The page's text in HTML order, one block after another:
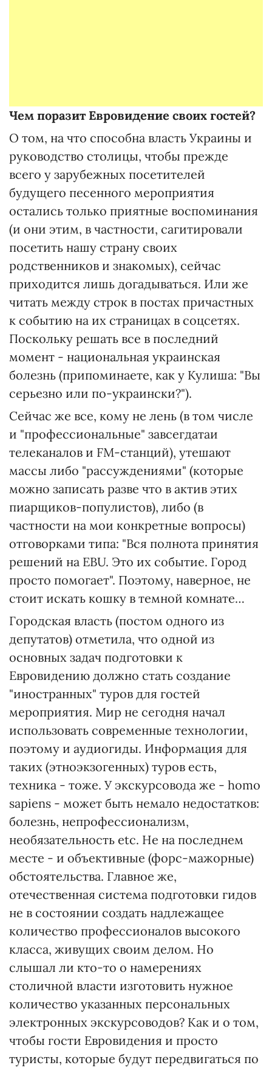
Чем поразит Евровидение своих гостей?
О том, на что способна власть Украины и
руководство столицы, чтобы прежде
всего у зарубежных посетителей
будущего песенного мероприятия
остались только приятные воспоминания
(и они этим, в частности, сагитировали
посетить нашу страну своих
родственников и знакомых), сейчас
приходится лишь догадываться. Или же
читать между строк в постах причастных
к событию на их страницах в соцсетях.
Поскольку решать все в последний
момент - национальная украинская
болезнь (припоминаете, как у Кулиша: "Вы
серьезно или по-украински?").
Сейчас же все, кому не лень (в том числе
и "профессиональные" завсегдатаи
телеканалов и FM-станций), утешают
массы либо "рассуждениями" (которые
можно записать разве что в актив этих
пиарщиков-популистов), либо (в
частности на мои конкретные вопросы)
отговорками типа: "Вся полнота принятия
решений на EBU. Это их событие. Город
просто помогает". Поэтому, наверное, не
стоит искать кошку в темной комнате…
Городская власть (постом одного из
депутатов) отметила, что одной из
основных задач подготовки к
Евровидению должно стать создание
"иностранных" туров для гостей
мероприятия. Мир не сегодня начал
использовать современные технологии,
поэтому и аудиогиды. Информация для
таких (этноэкзогенных) туров есть,
техника - тоже. У экскурсовода же - homo
sapiens - может быть немало недостатков:
болезнь, непрофессионализм,
необязательность etc. Не на последнем
месте - и объективные (форс-мажорные)
обстоятельства. Главное же,
отечественная система подготовки гидов
не в состоянии создать надлежащее
количество профессионалов высокого
класса, живущих своим делом. Но
слышал ли кто-то о намерениях
столичной власти изготовить нужное
количество указанных персональных
электронных экскурсоводов? Как и о том,
чтобы гости Евровидения и просто
туристы, которые будут передвигаться по